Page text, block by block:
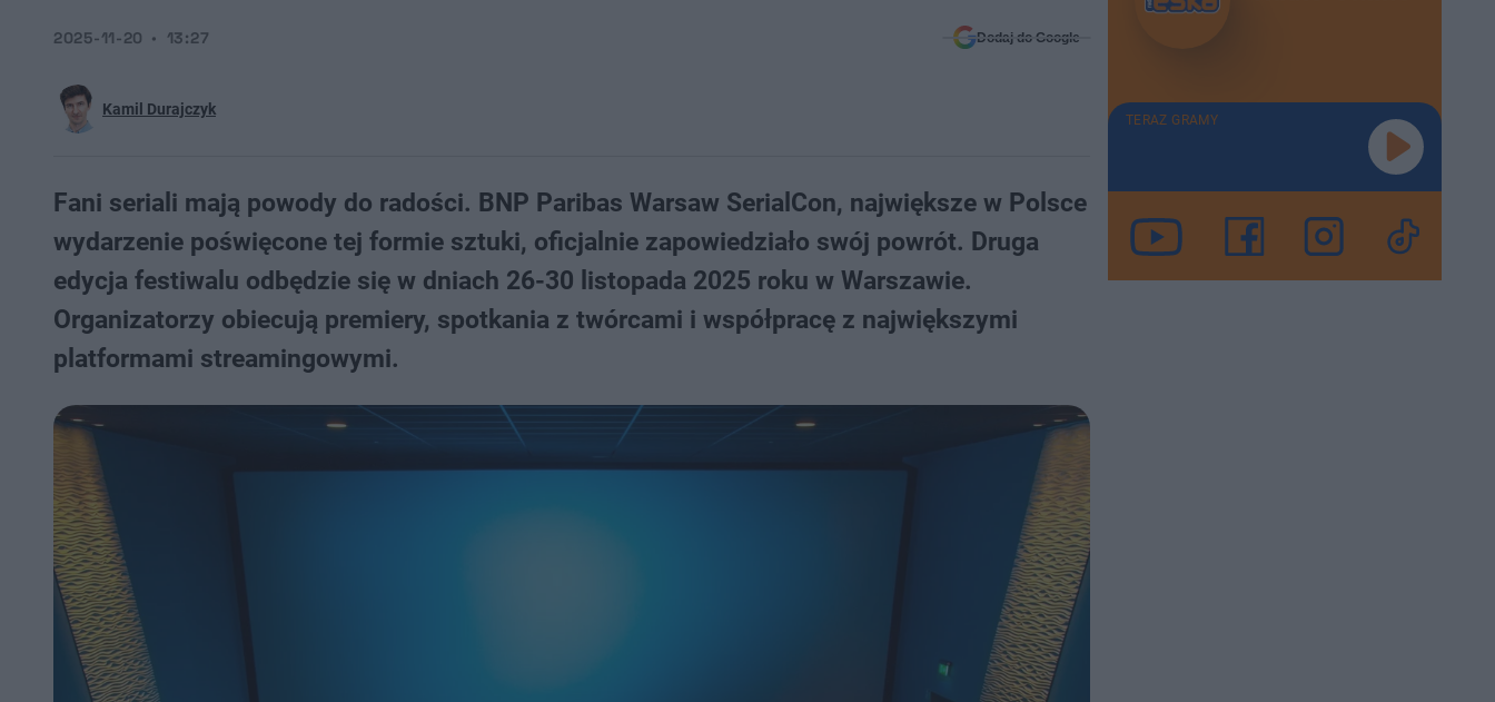
Kamil Durajczyk
2025-11-20 13:27 Dodaj do Google
Fani seriali mają powody do radości. BNP Paribas Warsaw SerialCon, największe w Polsce
wydarzenie poświęcone tej formie sztuki, oficjalnie zapowiedziało swój powrót. Druga
edycja festiwalu odbędzie się w dniach 26-30 listopada 2025 roku w Warszawie.
Organizatorzy obiecują premiery, spotkania z twórcami i współpracę z największymi
platformami streamingowymi.
TERAZ GRAMY